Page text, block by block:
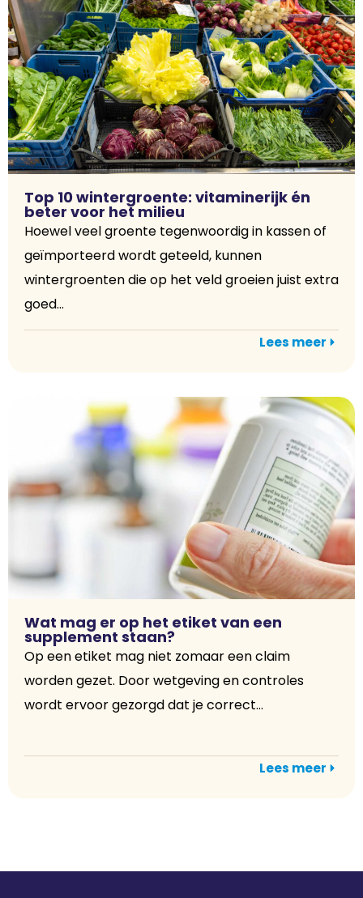
Top 10 wintergroente: vitaminerijk én
beter voor het milieu
Hoewel veel groente tegenwoordig in kassen of
geïmporteerd wordt geteeld, kunnen
wintergroenten die op het veld groeien juist extra
goed...
Lees meer
Wat mag er op het etiket van een
supplement staan?
Op een etiket mag niet zomaar een claim
worden gezet. Door wetgeving en controles
wordt ervoor gezorgd dat je correct...
Lees meer